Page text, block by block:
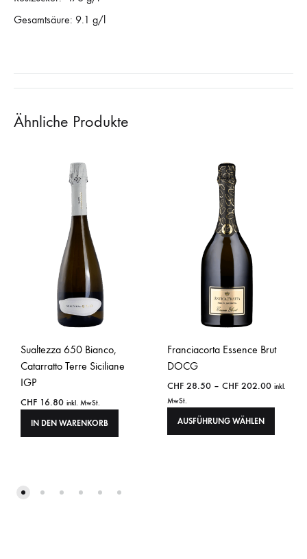
Gesamtsäure: 9.1 g/l
Ähnliche Produkte
Sualtezza 650 Bianco,
Catarratto Terre Siciliane
IGP
CHF 16.80 inkl. MwSt.
IN DEN WARENKORB
Franciacorta Essence Brut
DOCG
CHF 28.50 – CHF 202.00 inkl.
MwSt.
AUSFÜHRUNG WÄHLEN